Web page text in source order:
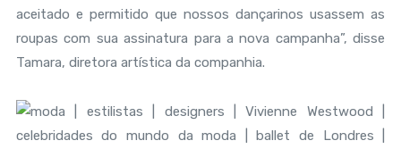
aceitado e permitido que nossos dançarinos usassem as
roupas com sua assinatura para a nova campanha”, disse
Tamara, diretora artística da companhia.